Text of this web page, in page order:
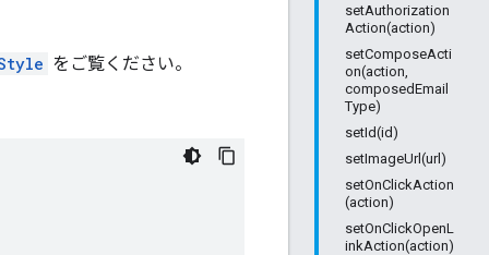
setAuthorization
Action(action)
setComposeActi
on(action,
composedEmail
Type)
setId(id)
setImageUrl(url)
setOnClickAction
(action)
setOnClickOpenL
inkAction(action)
をご覧ください。